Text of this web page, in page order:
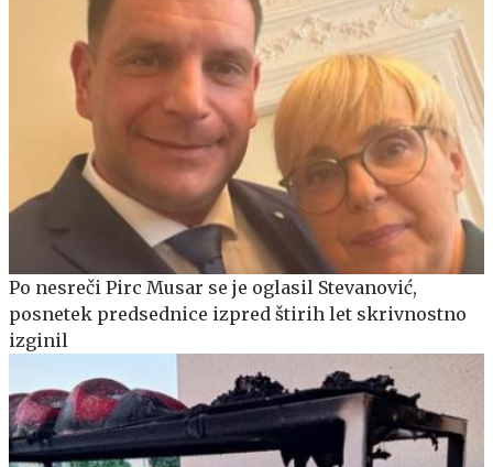
Po nesreči Pirc Musar se je oglasil Stevanović,
posnetek predsednice izpred štirih let skrivnostno
izginil